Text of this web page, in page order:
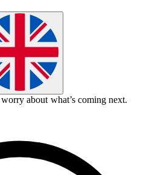
about what’s coming next.